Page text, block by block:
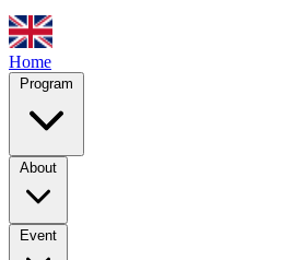
Home
Program
About
Event